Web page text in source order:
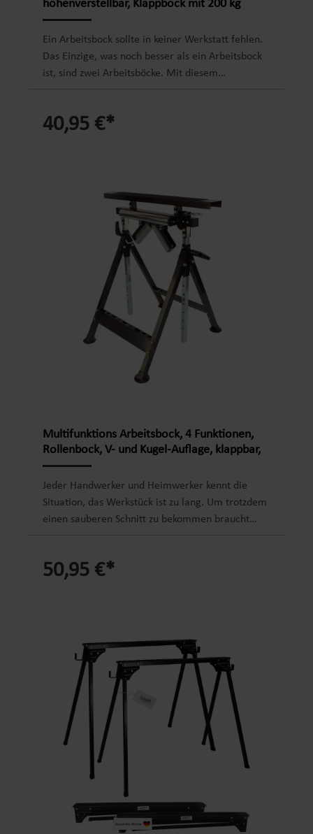
höhenverstellbar, Klappbock mit 200 kg
Tragkraft
Ein Arbeitsbock sollte in keiner Werkstatt fehlen.
Das Einzige, was noch besser als ein Arbeitsbock
ist, sind zwei Arbeitsböcke. Mit diesem
ihrer hohen Qualität und ihrer flexiblen
Hobbybastler, ambitionierter Heimwerker oder
Handwerker. Arbeitsböcke von NATIV sind immer
eine gute Wahl. VIELSEITIG EINSETZBAR: Optimal
für Werkstatt, Baustelle, Heimwerk und Garage.
z. B. für Malerarbeiten, beim Trockenbau,
Heckenschneiden und sonstigen alltäglichen
Arbeiten. Mit Arbeitsplatte als mobile Werkbank
kombinierbar ERGONOMISCHES ARBEITEN: Der
Arbeitsbock ist durch die 7 unterschiedlichen
Höheneinstellungen auf jede Körpergröße
anpassbar. Dank Teleskopfunktion wird ein
ergonomisches Arbeiten bei jeder Körpergröße
gefertigte Gestell hat eine maximale
Belastbarkeit von 200 kg. Hochwertige
einem Sicherheitssplind arretierbar. Die
den Stand des Klappbocks EINFACHE
HANDHABUNG: Mit nur wenigen einfachen
Arbeitshandschuhen ist der Unterstellbock gut
benutzbar Produktinformationen: Material
Gestell: Stahl, pulverbeschichtet Material
Höhenverstellung: Stahl, verzinkt 7fach
verstellbare Höhe (80-85-90-100-110-120-130
cm) Maß aufgebaut: L68 x B58 x H80-130 cm
Maß zusammengeklappt: L68 x B19 x H84,5 cm
max. Belastbarkeit pro Arbeitsbock: 200 kg
VIELSEITIG EINSETZBAR Egal ob Malerarbeiten,
Trockenbau, einfaches Heckenschneiden,
alltägliche Arbeiten oder so vieles mehr. Mit dem
Arbeitsbock 2er Set von NATIV können sie ein
40,95 €*
Multifunktions Arbeitsbock, 4 Funktionen,
Rollenbock, V- und Kugel-Auflage, klappbar,
höhenverstellbar
Jeder Handwerker und Heimwerker kennt die
Situation, das Werkstück ist zu lang. Um trotzdem
einen sauberen Schnitt zu bekommen braucht
diesem höhenverstellbaren, mobilen Arbeitsbock
ROLLENBOCK: Als flache Rollen-Auflage zum
Stützen von Holz bei Sägearbeiten z.B. mit der
Tischkreissäge - V-ROLLENBOCK: Als Auflage und
Stabilisierung von Brettern und Balken beim
Schneiden, das V verhindert ein seitliches
verrutschen und zentriert runde Werkstücke. Der
Winkel des V ist einstellbar. - KUGEL-AUFLAGE: Als
Stütze für schweres Material welches in alle
Richtungen, auf der Ebene flexibel verschoben
entfällt, der Arbeitsbock lässt sich kinderleicht in
der Höhe verstellen. Damit bietet der Rollenbock
50,95 €*